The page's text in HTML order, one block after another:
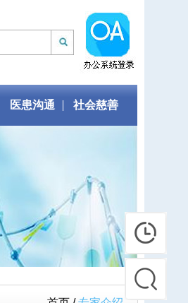
医患沟通 社会慈善